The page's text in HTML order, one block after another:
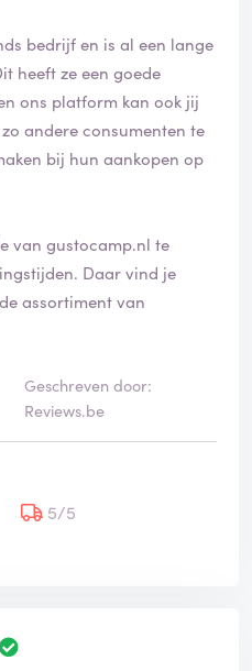
bedrijf en is al een lange
heeft ze een goede
ons platform kan ook jij
andere consumenten te
bij hun aankopen op
van gustocamp.nl te
Daar vind je
assortiment van
Geschreven door:
Reviews.be
5/5